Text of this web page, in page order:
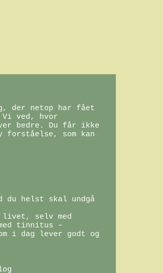
der netop har fået
ved, hvor
bedre. Du får ikke
som kan
du helst skal undgå
livet, selv med
tinnitus –
i dag lever godt og